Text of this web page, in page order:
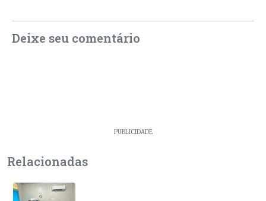
Deixe seu comentário
PUBLICIDADE
Relacionadas